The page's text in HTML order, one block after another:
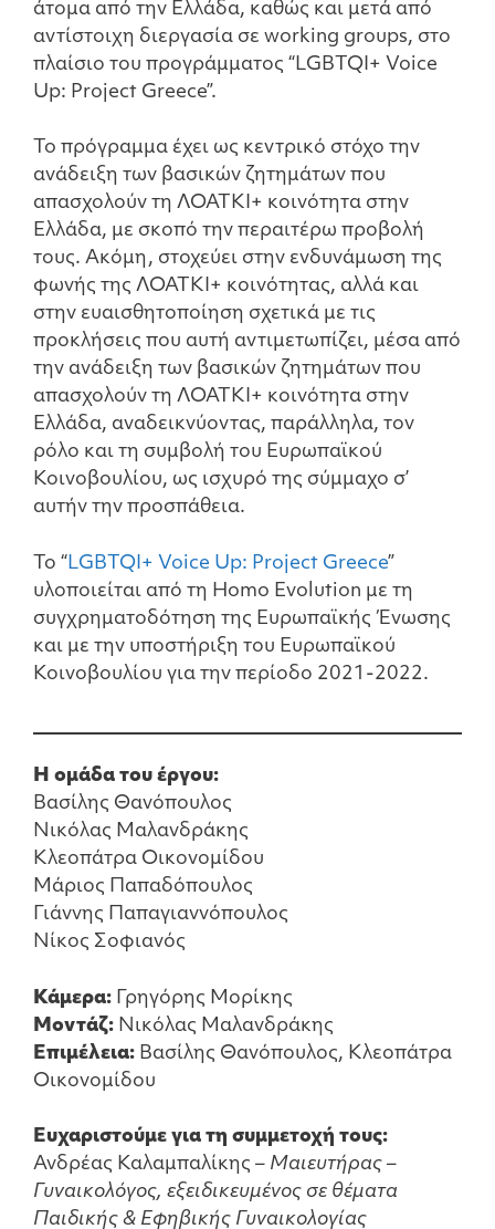
άτομα από την Ελλάδα, καθώς και μετά από
αντίστοιχη διεργασία σε working groups, στο
πλαίσιο του προγράμματος “LGBTQI+ Voice
Up: Project Greece”.
To πρόγραμμα έχει ως κεντρικό στόχο την
ανάδειξη των βασικών ζητημάτων που
απασχολούν τη ΛΟΑΤΚΙ+ κοινότητα στην
Ελλάδα, με σκοπό την περαιτέρω προβολή
τους. Ακόμη, στοχεύει στην ενδυνάμωση της
φωνής της ΛΟΑΤΚΙ+ κοινότητας, αλλά και
στην ευαισθητοποίηση σχετικά με τις
προκλήσεις που αυτή αντιμετωπίζει, μέσα από
την ανάδειξη των βασικών ζητημάτων που
απασχολούν τη ΛΟΑΤΚΙ+ κοινότητα στην
Ελλάδα, αναδεικνύοντας, παράλληλα, τον
ρόλο και τη συμβολή του Ευρωπαϊκού
Κοινοβουλίου, ως ισχυρό της σύμμαχο σ’
αυτήν την προσπάθεια.
Το “ LGBTQI+ Voice Up: Project Greece”
υλοποιείται από τη Homo Evolution με τη
συγχρηματοδότηση της Ευρωπαϊκής Ένωσης
και με την υποστήριξη του Ευρωπαϊκού
Κοινοβουλίου για την περίοδο 2021-2022.
Η ομάδα του έργου:
Βασίλης Θανόπουλος
Νικόλας Μαλανδράκης
Κλεοπάτρα Οικονομίδου
Μάριος Παπαδόπουλος
Γιάννης Παπαγιαννόπουλος
Νίκος Σοφιανός
Κάμερα: Γρηγόρης Μορίκης
Μοντάζ: Νικόλας Μαλανδράκης
Επιμέλεια: Βασίλης Θανόπουλος, Κλεοπάτρα
Οικονομίδου
Ευχαριστούμε για τη συμμετοχή τους:
Ανδρέας Καλαμπαλίκης – Μαιευτήρας –
Γυναικολόγος, εξειδικευμένος σε θέματα
Παιδικής & Εφηβικής Γυναικολογίας